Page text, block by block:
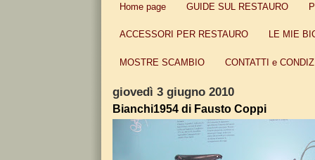
Home page GUIDE SUL RESTAURO
ACCESSORI PER RESTAURO LE MIE
MOSTRE SCAMBIO CONTATTI e
giovedì 3 giugno 2010
Bianchi1954 di Fausto Coppi